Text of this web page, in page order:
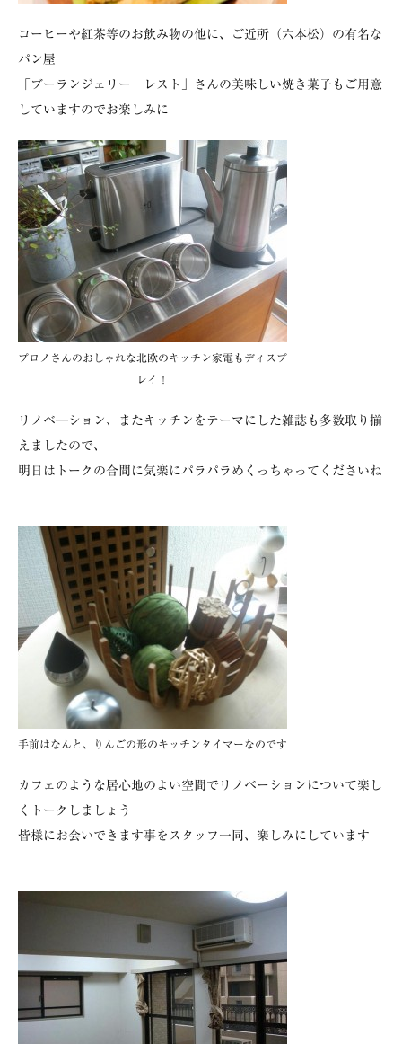
コーヒーや紅茶等のお飲み物の他に、ご近所（六本松）の有名な
パン屋
「ブーランジェリー レスト」さんの美味しい焼き菓子もご用意
していますのでお楽しみに
プロノさんのおしゃれな北欧のキッチン家電もディスプ
レイ！
リノベ―ション、またキッチンをテーマにした雑誌も多数取り揃
えましたので、
明日はトークの合間に気楽にパラパラめくっちゃってくださいね
手前はなんと、りんごの形のキッチンタイマーなのです
カフェのような居心地のよい空間でリノベーションについて楽し
くトークしましょう
皆様にお会いできます事をスタッフ一同、楽しみにしています